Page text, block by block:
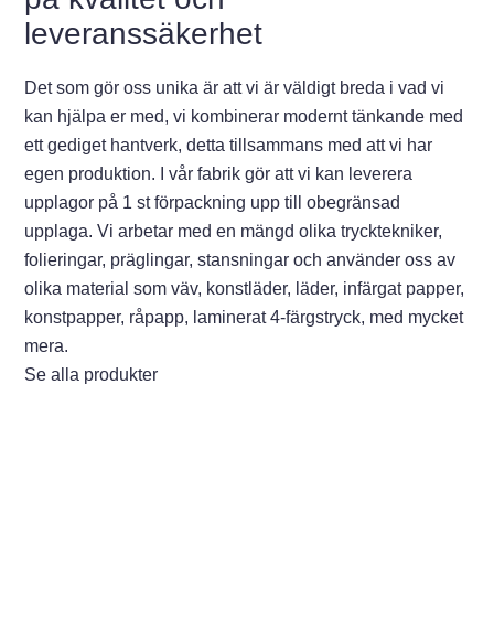
leveranssäkerhet
Det som gör oss unika är att vi är väldigt breda i vad vi
kan hjälpa er med, vi kombinerar modernt tänkande med
ett gediget hantverk, detta tillsammans med att vi har
egen produktion. I vår fabrik gör att vi kan leverera
upplagor på 1 st förpackning upp till obegränsad
upplaga. Vi arbetar med en mängd olika trycktekniker,
folieringar, präglingar, stansningar och använder oss av
olika material som väv, konstläder, läder, infärgat papper,
konstpapper, råpapp, laminerat 4-färgstryck, med mycket
mera.
Se alla produkter